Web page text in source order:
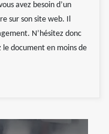
avez besoin d’un
sur son site web. Il
N’hésitez donc
le document en moins de